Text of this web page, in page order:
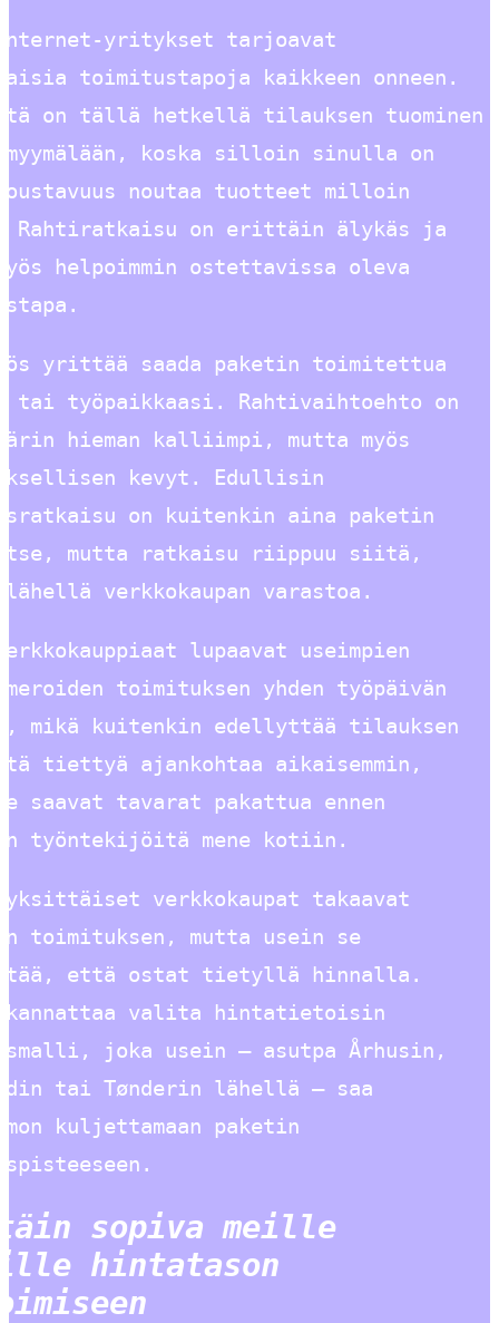
yritykset tarjoavat
toimitustapoja kaikkeen onneen.
on tällä hetkellä tilauksen tuominen
koska silloin sinulla on
noutaa tuotteet milloin
Rahtiratkaisu on erittäin älykäs ja
helpoimmin ostettavissa oleva
yrittää saada paketin toimitettua
työpaikkaasi. Rahtivaihtoehto on
hieman kalliimpi, mutta myös
kevyt. Edullisin
on kuitenkin aina paketin
mutta ratkaisu riippuu siitä,
verkkokaupan varastoa.
lupaavat useimpien
toimituksen yhden työpäivän
mikä kuitenkin edellyttää tilauksen
tiettyä ajankohtaa aikaisemmin,
saavat tavarat pakattua ennen
työntekijöitä mene kotiin.
verkkokaupat takaavat
toimituksen, mutta usein se
että ostat tietyllä hinnalla.
kannattaa valita hintatietoisin
joka usein – asutpa Århusin,
tai Tønderin lähellä – saa
kuljettamaan paketin
sopiva meille
hintatason